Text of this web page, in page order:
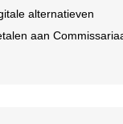
alternatieven
aan